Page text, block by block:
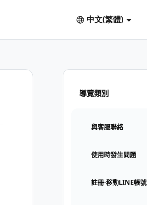
中文(繁體)
導覽類別
與客服聯絡
使用時發生問題
註冊⋅移動LINE帳號